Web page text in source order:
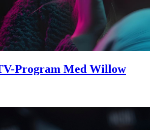
Program Med Willow